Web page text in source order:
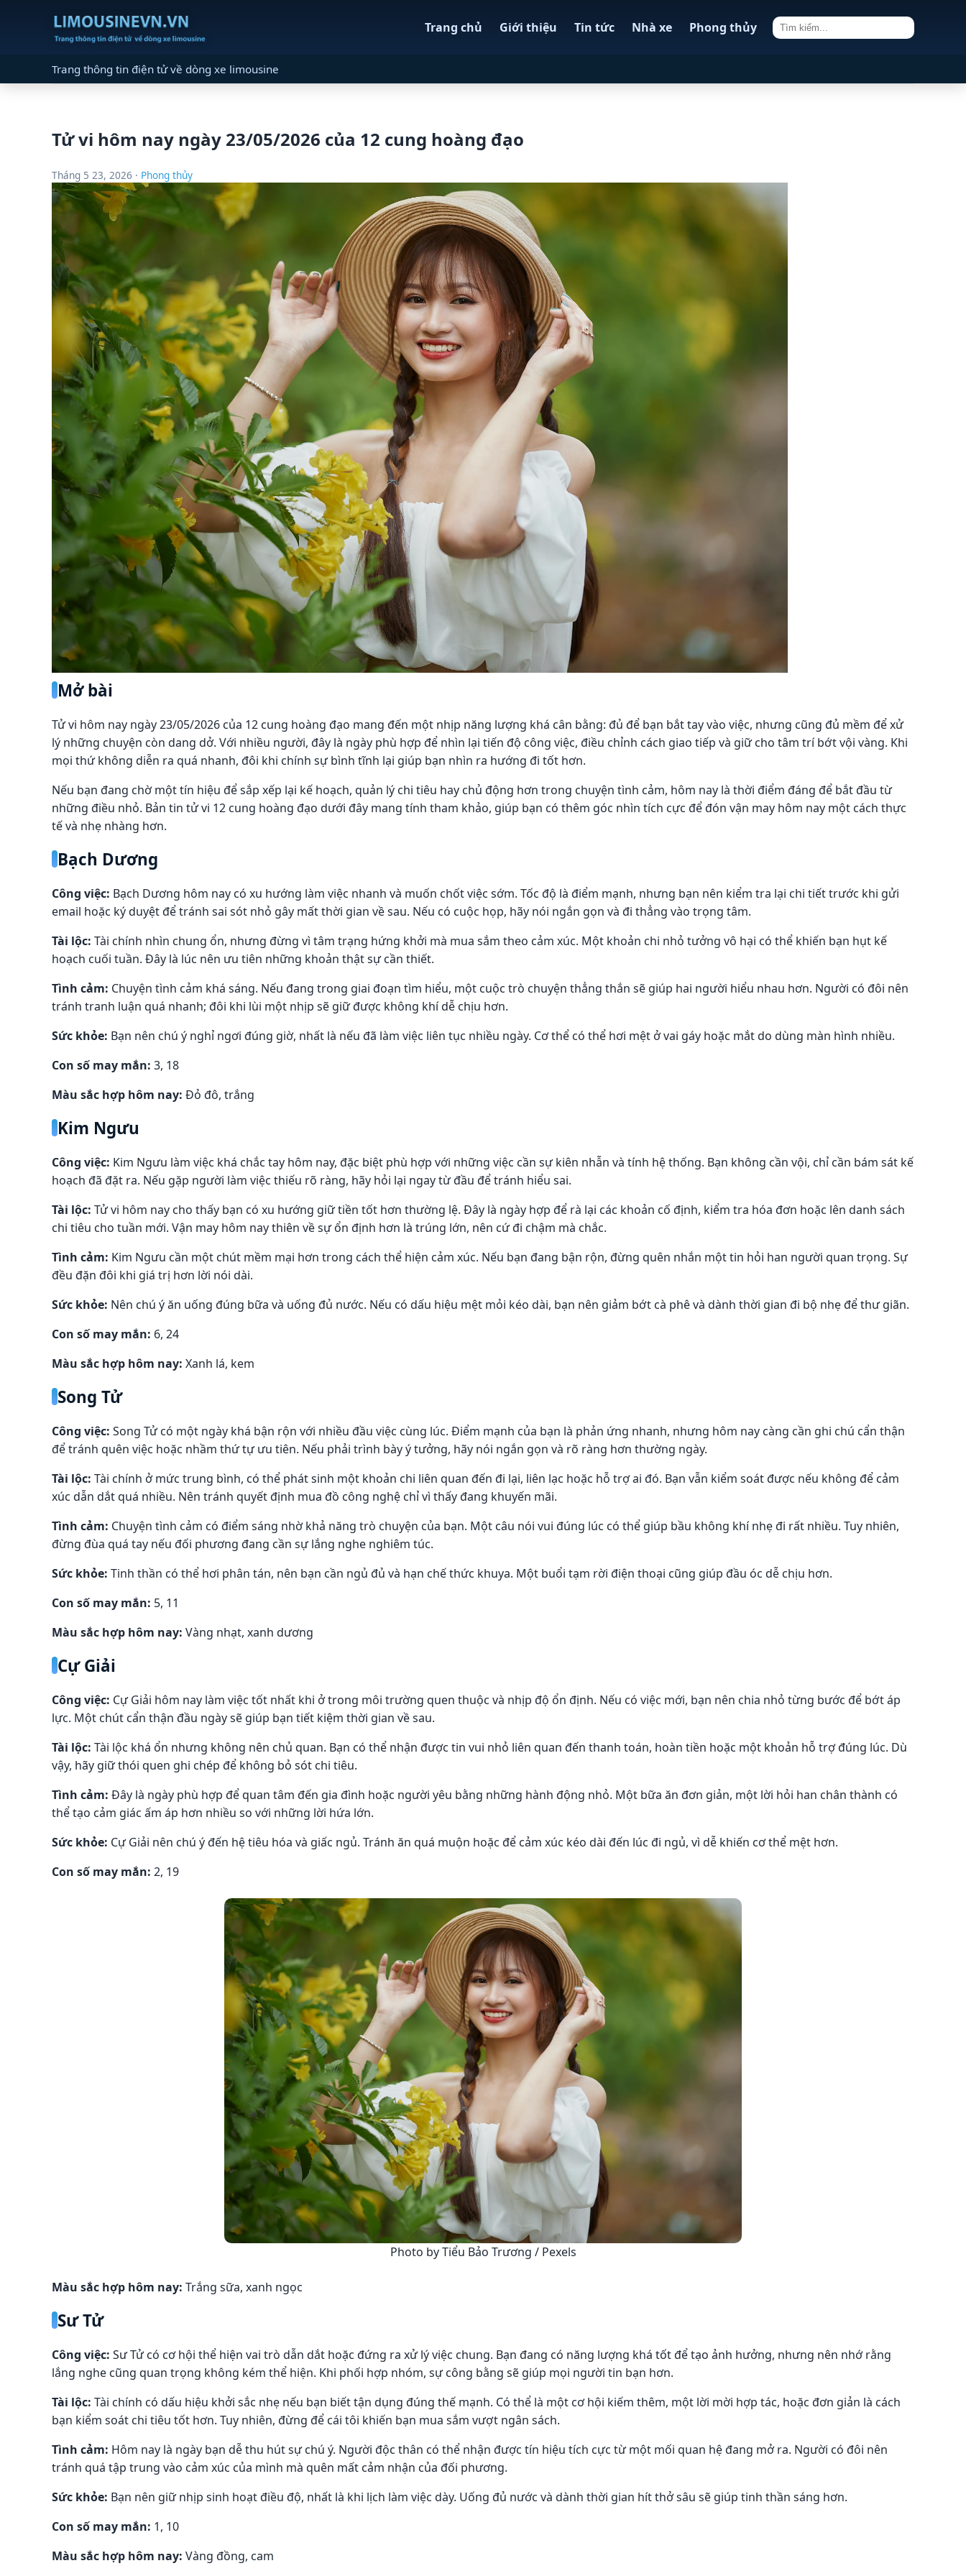
Trang chủ Giới thiệu Tin tức Nhà xe Phong thủy
Trang thông tin điện tử về dòng xe limousine
Tử vi hôm nay ngày 23/05/2026 của 12 cung hoàng đạo
Tháng 5 23, 2026 · Phong thủy
Mở bài
Tử vi hôm nay ngày 23/05/2026 của 12 cung hoàng đạo mang đến một nhịp năng lượng khá cân bằng: đủ để bạn bắt tay vào việc, nhưng cũng đủ mềm để xử
lý những chuyện còn dang dở. Với nhiều người, đây là ngày phù hợp để nhìn lại tiến độ công việc, điều chỉnh cách giao tiếp và giữ cho tâm trí bớt vội vàng. Khi
mọi thứ không diễn ra quá nhanh, đôi khi chính sự bình tĩnh lại giúp bạn nhìn ra hướng đi tốt hơn.
Nếu bạn đang chờ một tín hiệu để sắp xếp lại kế hoạch, quản lý chi tiêu hay chủ động hơn trong chuyện tình cảm, hôm nay là thời điểm đáng để bắt đầu từ
những điều nhỏ. Bản tin tử vi 12 cung hoàng đạo dưới đây mang tính tham khảo, giúp bạn có thêm góc nhìn tích cực để đón vận may hôm nay một cách thực
tế và nhẹ nhàng hơn.
Bạch Dương
Công việc: Bạch Dương hôm nay có xu hướng làm việc nhanh và muốn chốt việc sớm. Tốc độ là điểm mạnh, nhưng bạn nên kiểm tra lại chi tiết trước khi gửi
email hoặc ký duyệt để tránh sai sót nhỏ gây mất thời gian về sau. Nếu có cuộc họp, hãy nói ngắn gọn và đi thẳng vào trọng tâm.
Tài lộc: Tài chính nhìn chung ổn, nhưng đừng vì tâm trạng hứng khởi mà mua sắm theo cảm xúc. Một khoản chi nhỏ tưởng vô hại có thể khiến bạn hụt kế
hoạch cuối tuần. Đây là lúc nên ưu tiên những khoản thật sự cần thiết.
Tình cảm: Chuyện tình cảm khá sáng. Nếu đang trong giai đoạn tìm hiểu, một cuộc trò chuyện thẳng thắn sẽ giúp hai người hiểu nhau hơn. Người có đôi nên
tránh tranh luận quá nhanh; đôi khi lùi một nhịp sẽ giữ được không khí dễ chịu hơn.
Sức khỏe: Bạn nên chú ý nghỉ ngơi đúng giờ, nhất là nếu đã làm việc liên tục nhiều ngày. Cơ thể có thể hơi mệt ở vai gáy hoặc mắt do dùng màn hình nhiều.
Con số may mắn: 3, 18
Màu sắc hợp hôm nay: Đỏ đô, trắng
Kim Ngưu
Công việc: Kim Ngưu làm việc khá chắc tay hôm nay, đặc biệt phù hợp với những việc cần sự kiên nhẫn và tính hệ thống. Bạn không cần vội, chỉ cần bám sát kế
hoạch đã đặt ra. Nếu gặp người làm việc thiếu rõ ràng, hãy hỏi lại ngay từ đầu để tránh hiểu sai.
Tài lộc: Tử vi hôm nay cho thấy bạn có xu hướng giữ tiền tốt hơn thường lệ. Đây là ngày hợp để rà lại các khoản cố định, kiểm tra hóa đơn hoặc lên danh sách
chi tiêu cho tuần mới. Vận may hôm nay thiên về sự ổn định hơn là trúng lớn, nên cứ đi chậm mà chắc.
Tình cảm: Kim Ngưu cần một chút mềm mại hơn trong cách thể hiện cảm xúc. Nếu bạn đang bận rộn, đừng quên nhắn một tin hỏi han người quan trọng. Sự
đều đặn đôi khi giá trị hơn lời nói dài.
Sức khỏe: Nên chú ý ăn uống đúng bữa và uống đủ nước. Nếu có dấu hiệu mệt mỏi kéo dài, bạn nên giảm bớt cà phê và dành thời gian đi bộ nhẹ để thư giãn.
Con số may mắn: 6, 24
Màu sắc hợp hôm nay: Xanh lá, kem
Song Tử
Công việc: Song Tử có một ngày khá bận rộn với nhiều đầu việc cùng lúc. Điểm mạnh của bạn là phản ứng nhanh, nhưng hôm nay càng cần ghi chú cẩn thận
để tránh quên việc hoặc nhầm thứ tự ưu tiên. Nếu phải trình bày ý tưởng, hãy nói ngắn gọn và rõ ràng hơn thường ngày.
Tài lộc: Tài chính ở mức trung bình, có thể phát sinh một khoản chi liên quan đến đi lại, liên lạc hoặc hỗ trợ ai đó. Bạn vẫn kiểm soát được nếu không để cảm
xúc dẫn dắt quá nhiều. Nên tránh quyết định mua đồ công nghệ chỉ vì thấy đang khuyến mãi.
Tình cảm: Chuyện tình cảm có điểm sáng nhờ khả năng trò chuyện của bạn. Một câu nói vui đúng lúc có thể giúp bầu không khí nhẹ đi rất nhiều. Tuy nhiên,
đừng đùa quá tay nếu đối phương đang cần sự lắng nghe nghiêm túc.
Sức khỏe: Tinh thần có thể hơi phân tán, nên bạn cần ngủ đủ và hạn chế thức khuya. Một buổi tạm rời điện thoại cũng giúp đầu óc dễ chịu hơn.
Con số may mắn: 5, 11
Màu sắc hợp hôm nay: Vàng nhạt, xanh dương
Cự Giải
Công việc: Cự Giải hôm nay làm việc tốt nhất khi ở trong môi trường quen thuộc và nhịp độ ổn định. Nếu có việc mới, bạn nên chia nhỏ từng bước để bớt áp
lực. Một chút cẩn thận đầu ngày sẽ giúp bạn tiết kiệm thời gian về sau.
Tài lộc: Tài lộc khá ổn nhưng không nên chủ quan. Bạn có thể nhận được tin vui nhỏ liên quan đến thanh toán, hoàn tiền hoặc một khoản hỗ trợ đúng lúc. Dù
vậy, hãy giữ thói quen ghi chép để không bỏ sót chi tiêu.
Tình cảm: Đây là ngày phù hợp để quan tâm đến gia đình hoặc người yêu bằng những hành động nhỏ. Một bữa ăn đơn giản, một lời hỏi han chân thành có
thể tạo cảm giác ấm áp hơn nhiều so với những lời hứa lớn.
Sức khỏe: Cự Giải nên chú ý đến hệ tiêu hóa và giấc ngủ. Tránh ăn quá muộn hoặc để cảm xúc kéo dài đến lúc đi ngủ, vì dễ khiến cơ thể mệt hơn.
Con số may mắn: 2, 19
Photo by Tiểu Bảo Trương / Pexels
Màu sắc hợp hôm nay: Trắng sữa, xanh ngọc
Sư Tử
Công việc: Sư Tử có cơ hội thể hiện vai trò dẫn dắt hoặc đứng ra xử lý việc chung. Bạn đang có năng lượng khá tốt để tạo ảnh hưởng, nhưng nên nhớ rằng
lắng nghe cũng quan trọng không kém thể hiện. Khi phối hợp nhóm, sự công bằng sẽ giúp mọi người tin bạn hơn.
Tài lộc: Tài chính có dấu hiệu khởi sắc nhẹ nếu bạn biết tận dụng đúng thế mạnh. Có thể là một cơ hội kiếm thêm, một lời mời hợp tác, hoặc đơn giản là cách
bạn kiểm soát chi tiêu tốt hơn. Tuy nhiên, đừng để cái tôi khiến bạn mua sắm vượt ngân sách.
Tình cảm: Hôm nay là ngày bạn dễ thu hút sự chú ý. Người độc thân có thể nhận được tín hiệu tích cực từ một mối quan hệ đang mở ra. Người có đôi nên
tránh quá tập trung vào cảm xúc của mình mà quên mất cảm nhận của đối phương.
Sức khỏe: Bạn nên giữ nhịp sinh hoạt điều độ, nhất là khi lịch làm việc dày. Uống đủ nước và dành thời gian hít thở sâu sẽ giúp tinh thần sáng hơn.
Con số may mắn: 1, 10
Màu sắc hợp hôm nay: Vàng đồng, cam